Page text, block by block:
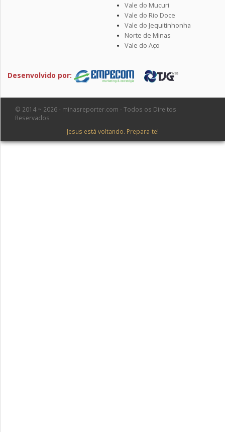
Vale do Mucuri
Vale do Rio Doce
Vale do Jequitinhonha
Norte de Minas
Vale do Aço
Desenvolvido por:
© 2014 ~ 2026 - minasreporter.com - Todos os Direitos
Reservados
Jesus está voltando. Prepara-te!